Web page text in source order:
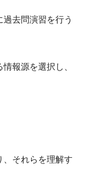
去問演習を行う
報源を選択し、
それらを理解す